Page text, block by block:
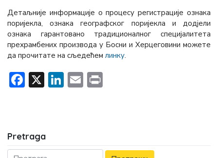
Детаљније информације о процесу регистрације ознака
поријекла, ознака географског поријекла и додјели
ознака гарантовано традиционалног специјалитета
прехрамбених производа у Босни и Херцеговини можете
да прочитате на сљедећем линку.
Facebook
X LinkedIn
Email
Pretraga